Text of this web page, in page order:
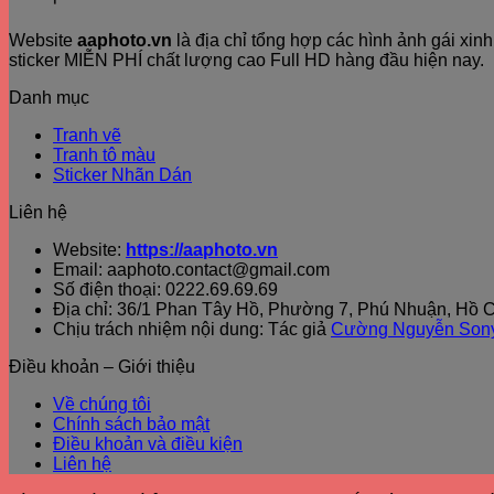
Website aaphoto.vn là địa chỉ tổng hợp các hình ảnh gái
sticker MIỄN PHÍ chất lượng cao Full HD hàng đầu hiện nay.
Danh mục
Tranh vẽ
Tranh tô màu
Sticker Nhãn Dán
Liên hệ
Website: https://aaphoto.vn
Email: aaphoto.contact@gmail.com
Số điện thoại: 0222.69.69.69
Địa chỉ: 36/1 Phan Tây Hồ, Phường 7, Phú Nhuận, Hồ
Chịu trách nhiệm nội dung: Tác giả Cường Nguyễn
Điều khoản – Giới thiệu
Về chúng tôi
Chính sách bảo mật
Điều khoản và điều kiện
Liên hệ